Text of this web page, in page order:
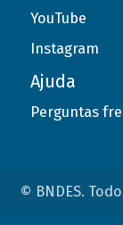
YouTube
Instagram
Ajuda
Perguntas
© BNDES.